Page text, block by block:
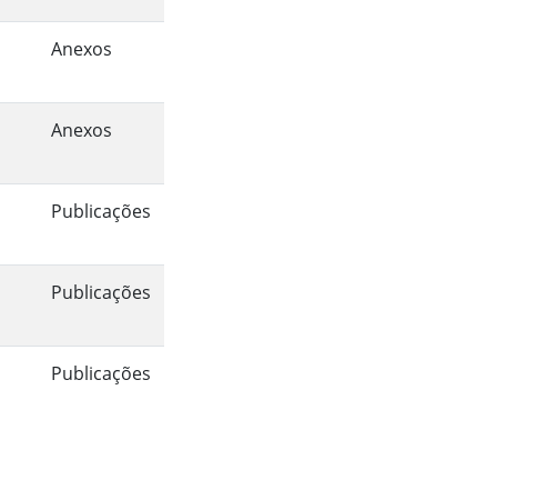
Anexos
Anexos
Publicações
Publicações
Publicações